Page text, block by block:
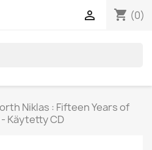
shopping_cart (0)

Niklas : Fifteen Years of
Käytetty CD